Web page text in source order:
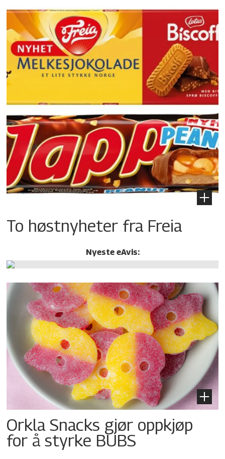
To høstnyheter fra Freia
Nyeste eAvis:
Orkla Snacks gjør oppkjøp
for å styrke BUBS